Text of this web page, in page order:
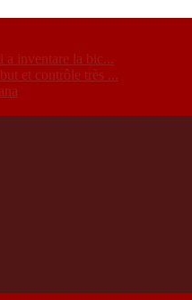
inventare la bic...
et contrôle très ...